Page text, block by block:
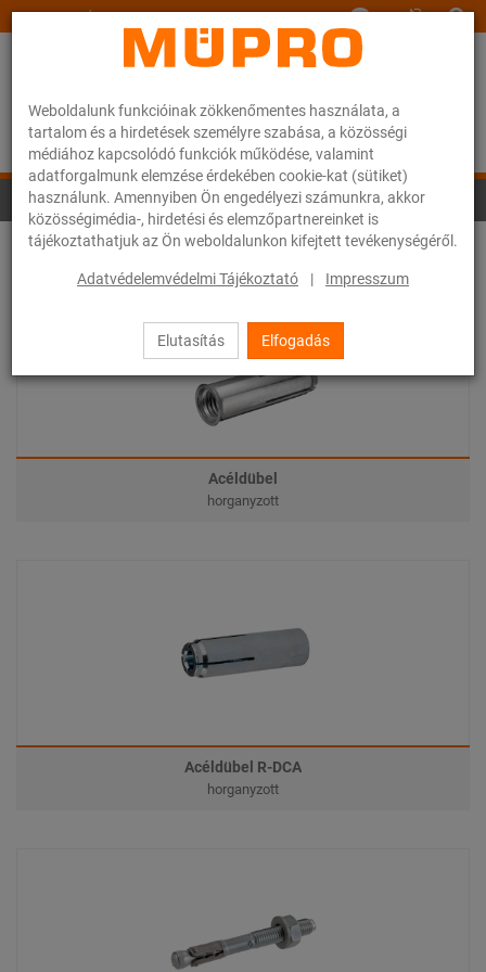
Weboldalunk funkcióinak zökkenőmentes használata, a
tartalom és a hirdetések személyre szabása, a közösségi
médiához kapcsolódó funkciók működése, valamint
adatforgalmunk elemzése érdekében cookie-kat (sütiket)
használunk. Amennyiben Ön engedélyezi számunkra, akkor
közösségimédia-, hirdetési és elemzőpartnereinket is
tájékoztathatjuk az Ön weboldalunkon kifejtett tevékenységéről.
Adatvédelemvédelmi Tájékoztató | Impresszum
Elutasítás Elfogadás
www.muepro.hu
Dübelek spinklerberendezések rögzítéséhez
Acéldübel
horganyzott
Acéldübel R-DCA
horganyzott